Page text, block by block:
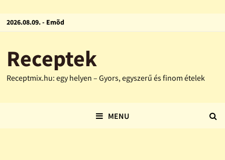
2026.08.09. - Emõd
Receptek
Receptmix.hu: egy helyen – Gyors, egyszerű és finom ételek
MENU